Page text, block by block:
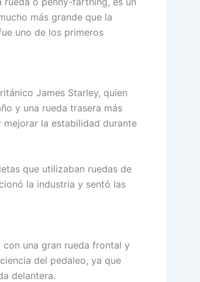
más grande que la
uno de los primeros
James Starley, quien
y una rueda trasera más
la estabilidad durante
que utilizaban ruedas de
la industria y sentó las
una gran rueda frontal y
del pedaleo, ya que
delantera.